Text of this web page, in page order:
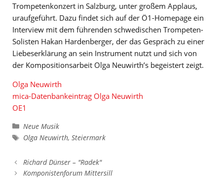
Trompetenkonzert in Salzburg, unter großem Applaus,
uraufgeführt. Dazu findet sich auf der Ö1-Homepage ein
Interview mit dem führenden schwedischen Trompeten-
Solisten Hakan Hardenberger, der das Gespräch zu einer
Liebeserklärung an sein Instrument nutzt und sich von
der Kompositionsarbeit Olga Neuwirth’s begeistert zeigt.
Olga Neuwirth
mica-Datenbankeintrag Olga Neuwirth
OE1
Kategorien
Neue Musik
Schlagwörter
Olga Neuwirth,Steiermark
Richard Dünser – "Radek"
Komponistenforum Mittersill